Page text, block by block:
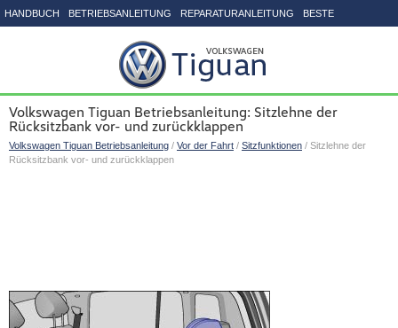
HANDBUCH BETRIEBSANLEITUNG REPARATURANLEITUNG BESTE
Volkswagen Tiguan Betriebsanleitung: Sitzlehne der
Rücksitzbank vor- und zurückklappen
Volkswagen Tiguan Betriebsanleitung / Vor der Fahrt / Sitzfunktionen / Sitzlehne der
Rücksitzbank vor- und zurückklappen